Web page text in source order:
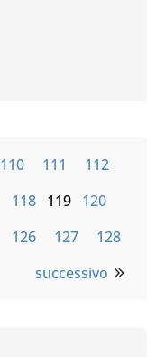
110 111
112
118 119 120
126 127
128
successivo